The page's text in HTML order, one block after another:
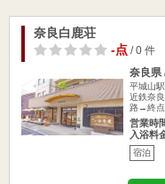
奈良白鹿荘
-点/ 0 件
奈良県
平城山
近鉄奈
路→終点
営業時
入浴料
宿泊